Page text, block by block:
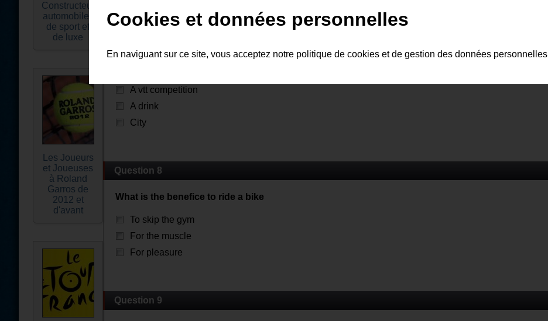
Constructeur
automobiles
de sport et
de luxe
Les Joueurs
et Joueuses
à Roland
Garros de
2012 et
d'avant
A vtt competition
A drink
City
Question 8
What is the benefice to ride a bike
To skip the gym
For the muscle
For pleasure
Question 9
Cookies et données personnelles
En naviguant sur ce site, vous acceptez notre politique de cookies et de gestion des données personnelles